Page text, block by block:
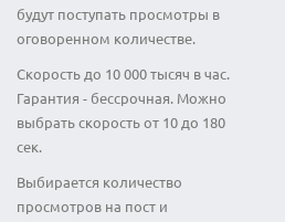
будут поступать просмотры в
оговоренном количестве.
Скорость до 10 000 тысяч в час.
Гарантия - бессрочная. Можно
выбрать скорость от 10 до 180
сек.
Выбирается количество
просмотров на пост и